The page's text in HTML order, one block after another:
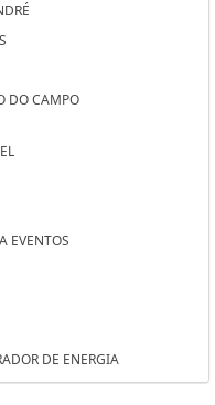
DO CAMPO
SOROCABA
SÃO BERNARDO DO
OSASCO
JOSÉ DOS CAMPOS
ANDRÉ
SOROCABA
SÃO BERNARDO DO
EVENTOS
DE ENERGIA